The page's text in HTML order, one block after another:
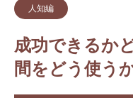
人知編
成功できるか
間をどう使う